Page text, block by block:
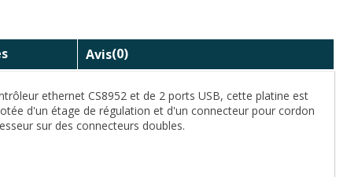
Avis(0)
ethernet CS8952 et de 2 ports USB, cette platine est
d'un étage de régulation et d'un connecteur pour cordon
sur des connecteurs doubles.